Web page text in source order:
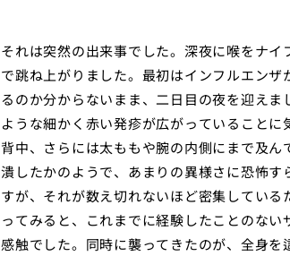
それは突然の出来事でした。深夜に喉をナ
で跳ね上がりました。最初はインフルエン
るのか分からないまま、二日目の夜を迎え
ような細かく赤い発疹が広がっていることに
背中、さらには太ももや腕の内側にまで及
潰したかのようで、あまりの異様さに恐怖
すが、それが数え切れないほど密集してい
ってみると、これまでに経験したことのな
感触でした。同時に襲ってきたのが、全身